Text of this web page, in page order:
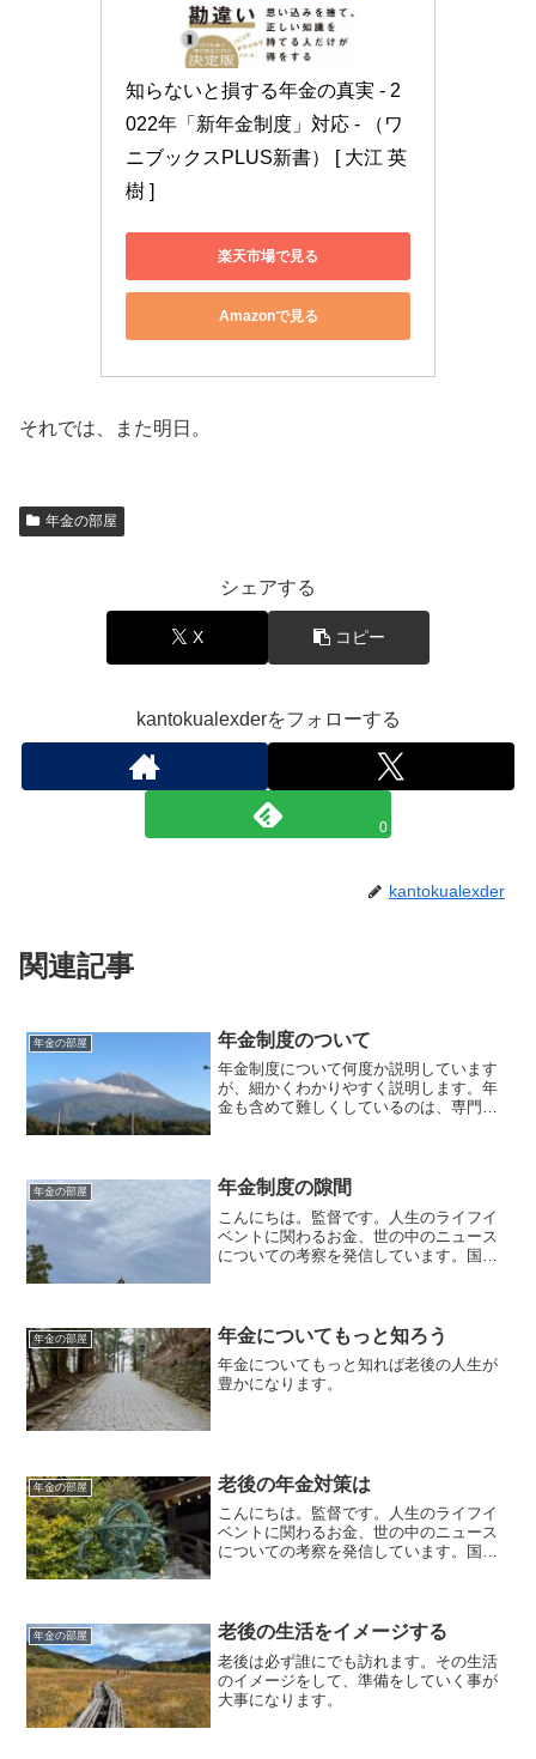
知らないと損する年金の真実 - 2
022年「新年金制度」対応 - （ワ
ニブックスPLUS新書） [ 大江 英
樹 ]
楽天市場で見る
Amazonで見る
それでは、また明日。
年金の部屋
シェアする
X コピー
kantokualexderをフォローする
0
kantokualexder
関連記事
年金の部屋 年金制度のついて
年金制度について何度か説明しています
が、細かくわかりやすく説明します。年
金も含めて難しくしているのは、専門用
年金の部屋 年金制度の隙間
こんにちは。監督です。人生のライフイ
ベントに関わるお金、世の中のニュース
についての考察を発信しています。国家
ョンを含みます）。...
年金の部屋 年金についてもっと知ろう
年金についてもっと知れば老後の人生が
豊かになります。
年金の部屋 老後の年金対策は
こんにちは。監督です。人生のライフイ
ベントに関わるお金、世の中のニュース
についての考察を発信しています。国家
ョンを含みます）。...
年金の部屋 老後の生活をイメージする
老後は必ず誰にでも訪れます。その生活
のイメージをして、準備をしていく事が
大事になります。